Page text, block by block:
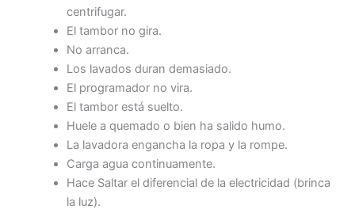
centrifugar.
El tambor no gira.
No arranca.
Los lavados duran demasiado.
El programador no vira.
El tambor está suelto.
Huele a quemado o bien ha salido humo.
La lavadora engancha la ropa y la rompe.
Carga agua continuamente.
Hace Saltar el diferencial de la electricidad (brinca
la luz).